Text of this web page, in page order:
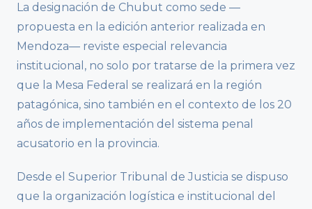
La designación de Chubut como sede —
propuesta en la edición anterior realizada en
Mendoza— reviste especial relevancia
institucional, no solo por tratarse de la primera vez
que la Mesa Federal se realizará en la región
patagónica, sino también en el contexto de los 20
años de implementación del sistema penal
acusatorio en la provincia.
Desde el Superior Tribunal de Justicia se dispuso
que la organización logística e institucional del